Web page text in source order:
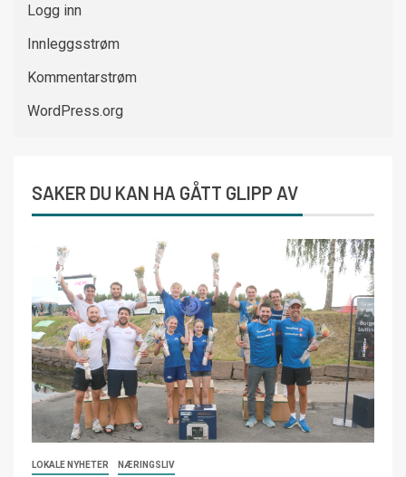
Logg inn
Innleggsstrøm
Kommentarstrøm
WordPress.org
SAKER DU KAN HA GÅTT GLIPP AV
LOKALE NYHETER NÆRINGSLIV